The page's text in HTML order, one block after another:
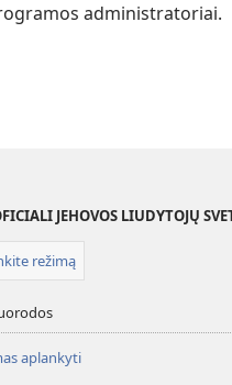
administratoriai.
JEHOVOS LIUDYTOJŲ
režimą
aplankyti